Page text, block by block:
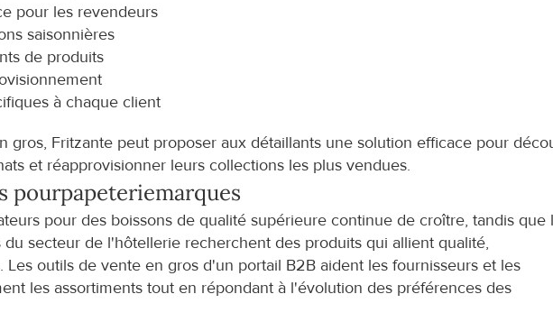
pour les revendeurs
saisonnières
de produits
à chaque client
gros, Fritzante peut proposer aux détaillants une solution efficace pour
et réapprovisionner leurs collections les plus vendues.
pourpapeteriemarques
pour des boissons de qualité supérieure continue de croître, tandis que
secteur de l'hôtellerie recherchent des produits qui allient qualité,
Les outils de vente en gros d'un portail B2B aident les fournisseurs et les
les assortiments tout en répondant à l'évolution des préférences des